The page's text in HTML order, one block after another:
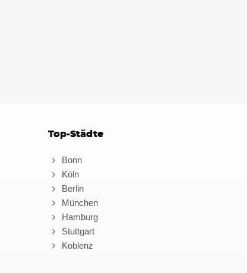
Top-Städte
Bonn
Köln
Berlin
München
Hamburg
Stuttgart
Koblenz